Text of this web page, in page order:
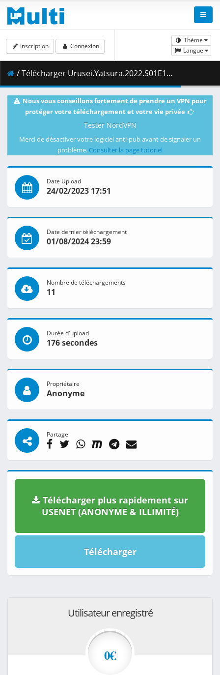
Thème
Langue
Inscription Connexion
/ Télécharger Urusei.Yatsura.2022.S01E19.1080p.AMZN.WEB-DL.DDP2.0.H.264-VARYG.mkv.004 ( 396.55 MB )
Nous vous conseillons fortement de prendre un VPN pour
protéger votre téléchargement et votre vie privée
Tester NordVPN
Merci de désactiver votre logiciel anti-pub avant de signaler un
problème. Consulter la page tutoriel
Date Upload
24/02/2023 17:51
Date dernier téléchargement
01/08/2024 23:59
Nombre de téléchargements
11
Durée d'upload
176 secondes
Propriétaire
Anonyme
Partage
Télécharger plus rapidement sur
USENET (ANONYME & ILLIMITÉ)
Télécharger
Utilisateur enregistré
0€